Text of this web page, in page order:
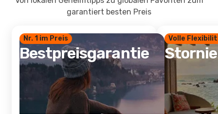
garantiert besten Preis
Nr. 1 im Preis
Bestpreisgarantie
Volle